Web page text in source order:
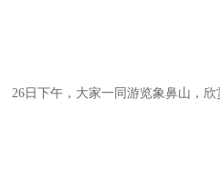
26日下午，大家一同游览象鼻山，欣